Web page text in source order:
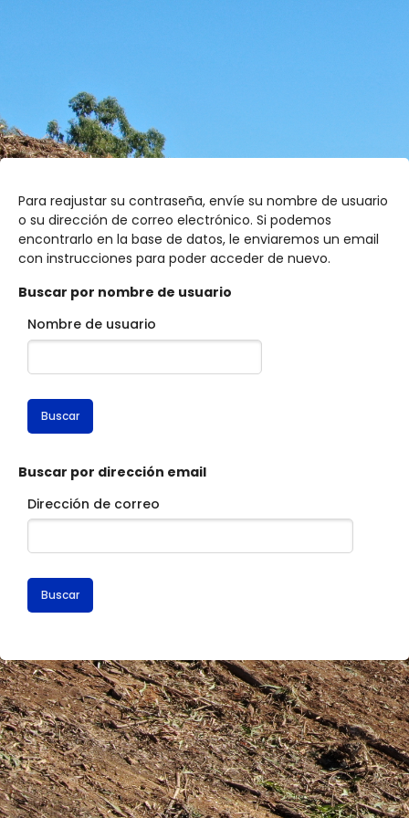
Para reajustar su contraseña, envíe su nombre de usuario
o su dirección de correo electrónico. Si podemos
encontrarlo en la base de datos, le enviaremos un email
con instrucciones para poder acceder de nuevo.
Buscar por nombre de usuario
Nombre de usuario
Buscar por dirección email
Dirección de correo